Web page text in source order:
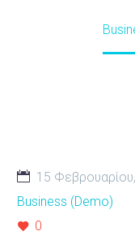
15
Business (Demo)
0